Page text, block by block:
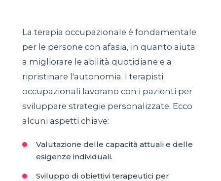
La terapia occupazionale è fondamentale
per le persone con afasia, in quanto aiuta
a migliorare le abilità quotidiane e a
ripristinare l'autonomia. I terapisti
occupazionali lavorano con i pazienti per
sviluppare strategie personalizzate. Ecco
alcuni aspetti chiave:
Valutazione delle capacità attuali e delle
esigenze individuali.
Sviluppo di obiettivi terapeutici per